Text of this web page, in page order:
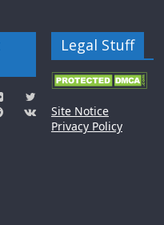
Legal Stuff
Site Notice
Privacy Policy